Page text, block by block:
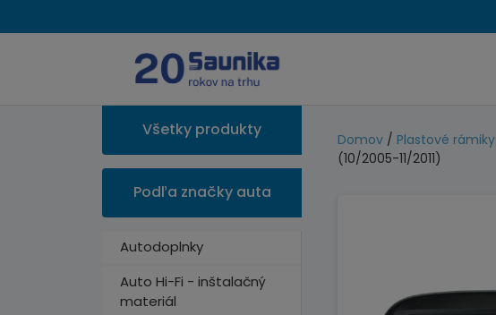
Všetky produkty
Podľa značky auta
Autodoplnky
Auto Hi-Fi - inštalačný
materiál
Domov / Plastové rámiky
(10/2005-11/2011)